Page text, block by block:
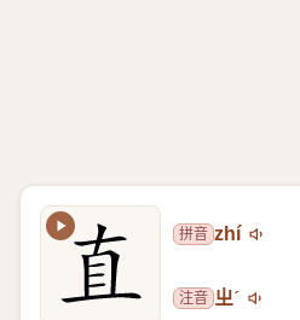
拼音 zhí
注音 ㄓˊ